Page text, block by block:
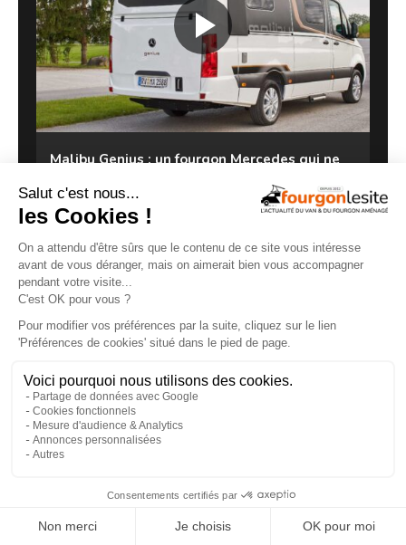
Malibu Genius : un fourgon Mercedes qui ne
27/07/2026
Clever VANS Célébration 600, des astuces et